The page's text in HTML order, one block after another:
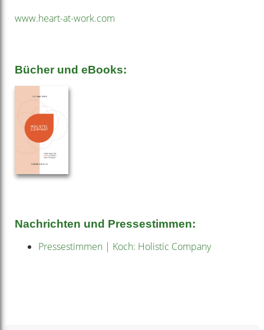
www.heart-at-work.com
Bücher und eBooks:
Nachrichten und Pressestimmen:
Pressestimmen | Koch: Holistic Company